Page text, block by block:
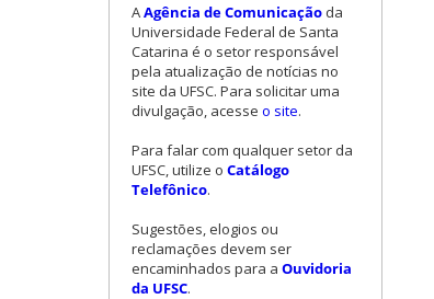
AAgência de Comunicação da
Universidade Federal de Santa
Catarina é o setor responsável
pela atualização de notícias no
site da UFSC. Para solicitar uma
divulgação, acesse o site.
Para falar com qualquer setor da
UFSC, utilize o Catálogo
Telefônico.
Sugestões, elogios ou
reclamações devem ser
encaminhados para a Ouvidoria
da UFSC.